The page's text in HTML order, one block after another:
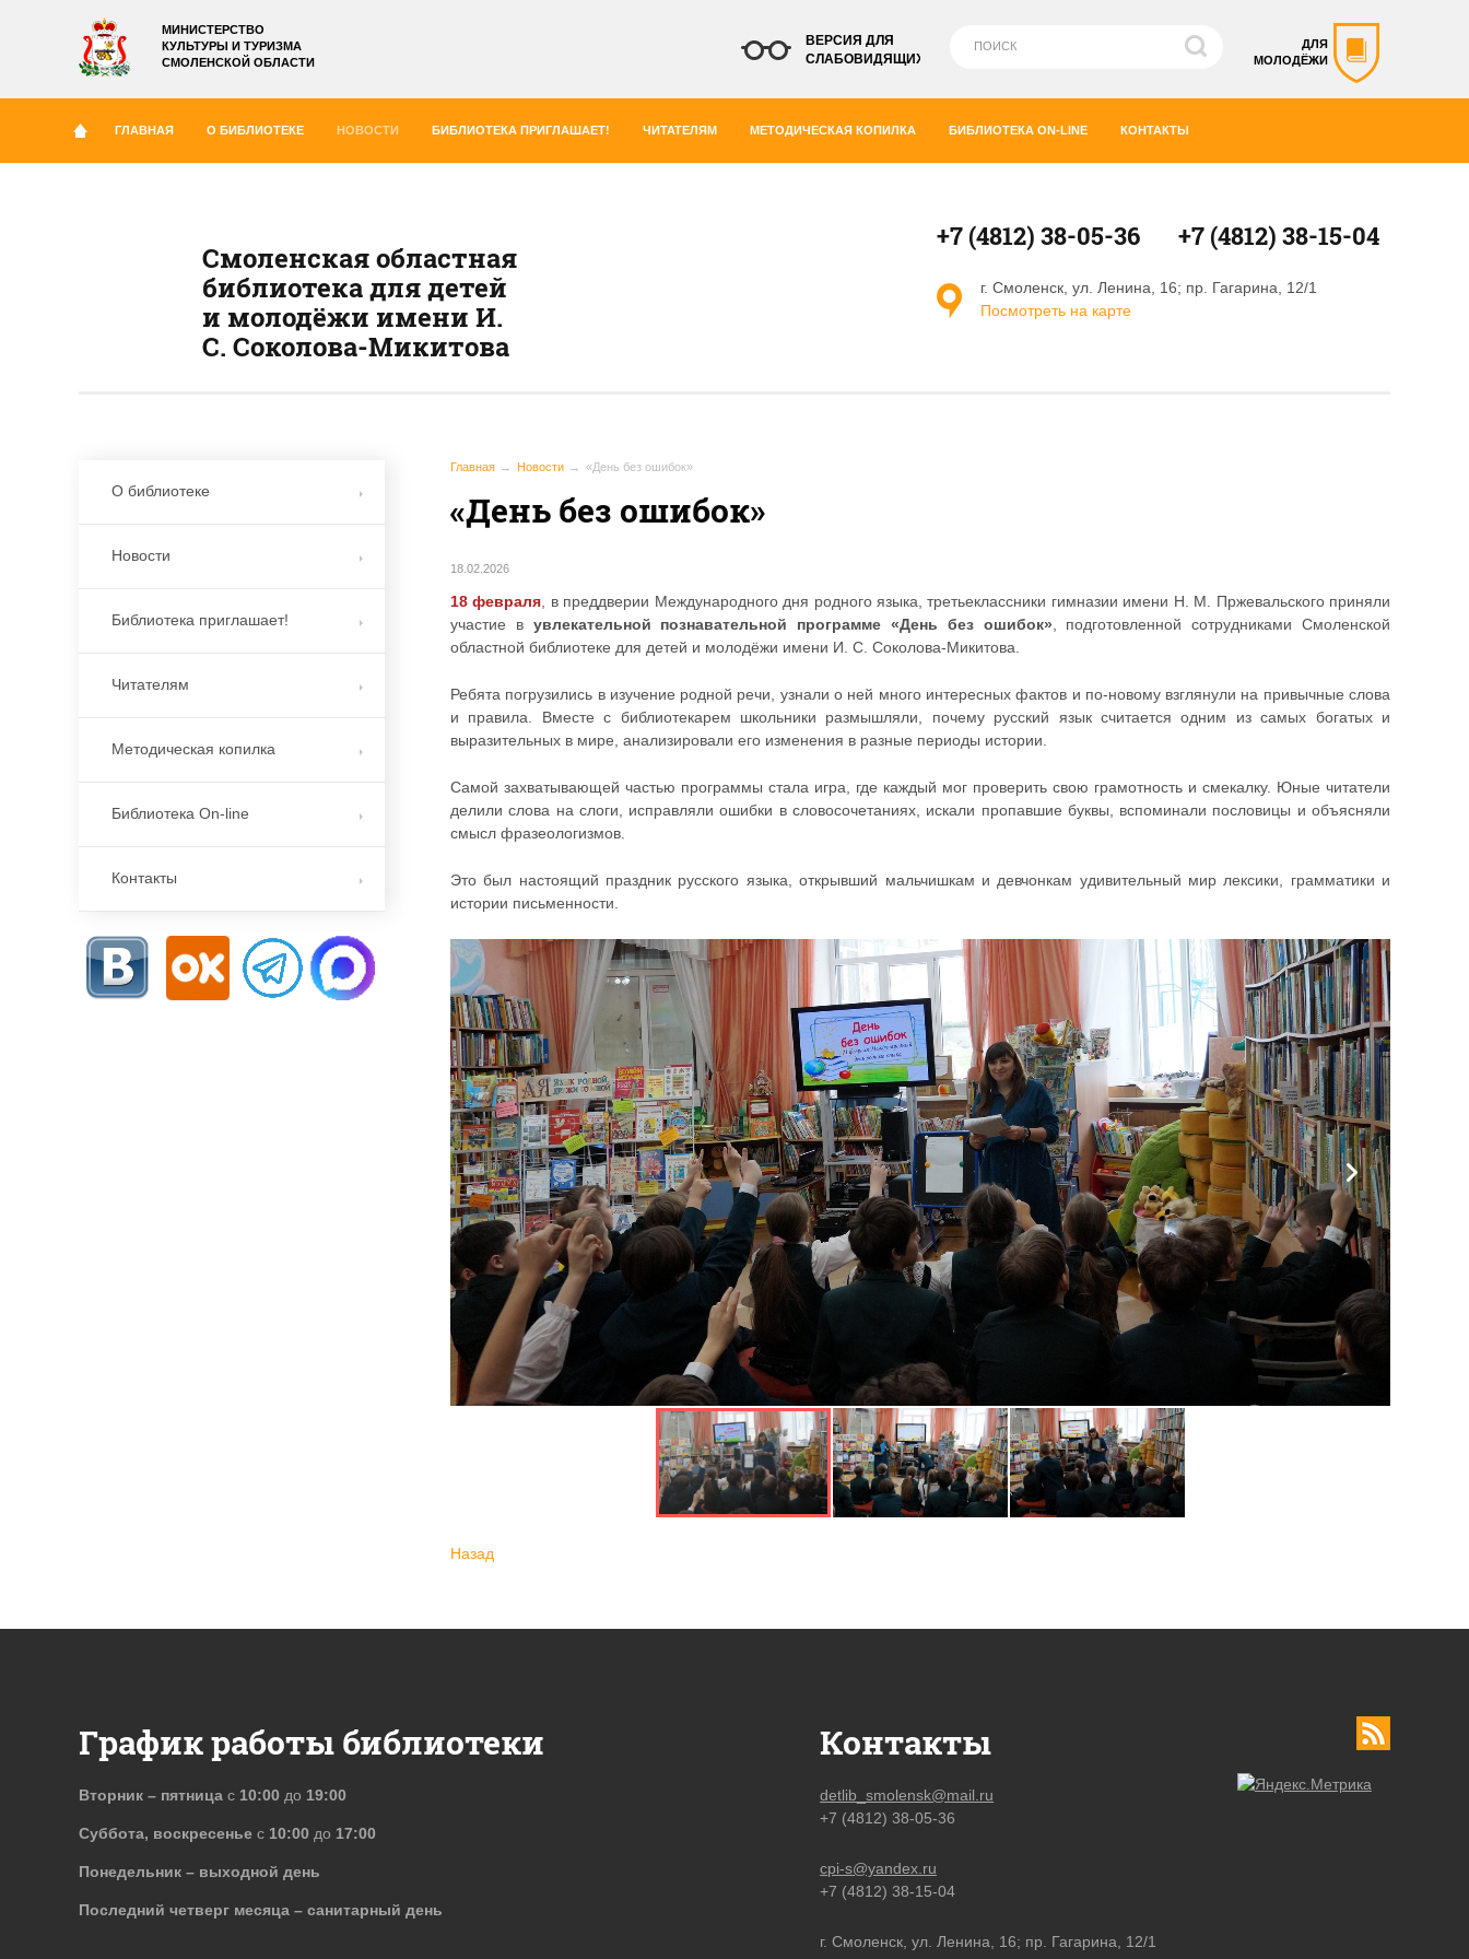
МИНИСТЕРСТВО
КУЛЬТУРЫ И ТУРИЗМА
СМОЛЕНСКОЙ ОБЛАСТИ
ДЛЯ
МОЛОДЁЖИ
ВЕРСИЯ ДЛЯ
СЛАБОВИДЯЩИХ
ГЛАВНАЯ О БИБЛИОТЕКЕ НОВОСТИ БИБЛИОТЕКА ПРИГЛАШАЕТ! ЧИТАТЕЛЯМ МЕТОДИЧЕСКАЯ КОПИЛКА БИБЛИОТЕКА ON-LINE КОНТАКТЫ
Смоленская областная
библиотека для детей
и молодёжи имени И.
С. Соколова-Микитова
+7 (4812) 38-05-36 +7 (4812) 38-15-04
г. Смоленск, ул. Ленина, 16; пр. Гагарина, 12/1
Посмотреть на карте
Главная Новости «День без ошибок»
«День без ошибок»
18.02.2026
18 февраля , в преддверии Международного дня родного языка, третьеклассники гимназии имени Н. М. Пржевальского приняли
участие в увлекательной познавательной программе «День без ошибок» , подготовленной сотрудниками Смоленской
областной библиотеке для детей и молодёжи имени И. С. Соколова-Микитова.
Ребята погрузились в изучение родной речи, узнали о ней много интересных фактов и по-новому взглянули на привычные слова
и правила. Вместе с библиотекарем школьники размышляли, почему русский язык считается одним из самых богатых и
выразительных в мире, анализировали его изменения в разные периоды истории.
Самой захватывающей частью программы стала игра, где каждый мог проверить свою грамотность и смекалку. Юные читатели
делили слова на слоги, исправляли ошибки в словосочетаниях, искали пропавшие буквы, вспоминали пословицы и объясняли
смысл фразеологизмов.
Это был настоящий праздник русского языка, открывший мальчишкам и девчонкам удивительный мир лексики, грамматики и
истории письменности.
Назад
О библиотеке
Новости
Библиотека приглашает!
Читателям
Методическая копилка
Библиотека On-line
Контакты
Контакты
detlib_smolensk@mail.ru
+7 (4812) 38-05-36
cpi-s@yandex.ru
+7 (4812) 38-15-04
г. Смоленск, ул. Ленина, 16; пр. Гагарина, 12/1
График работы библиотеки
Вторник – пятница с 10:00 до 19:00
Суббота, воскресенье с 10:00 до 17:00
Понедельник – выходной день
Последний четверг месяца – санитарный день